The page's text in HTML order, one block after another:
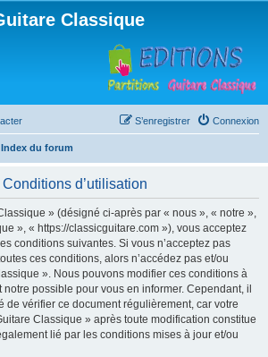
Classique
Connexion
S’enregistrer
Index du forum
d’utilisation
» (désigné ci-après par « nous », « notre »,
», « https://classicguitare.com »), vous acceptez
conditions suivantes. Si vous n’acceptez pas
ces conditions, alors n’accédez pas et/ou
». Nous pouvons modifier ces conditions à
notre possible pour vous en informer. Cependant, il
de vérifier ce document régulièrement, car votre
Classique » après toute modification constitue
lié par les conditions mises à jour et/ou